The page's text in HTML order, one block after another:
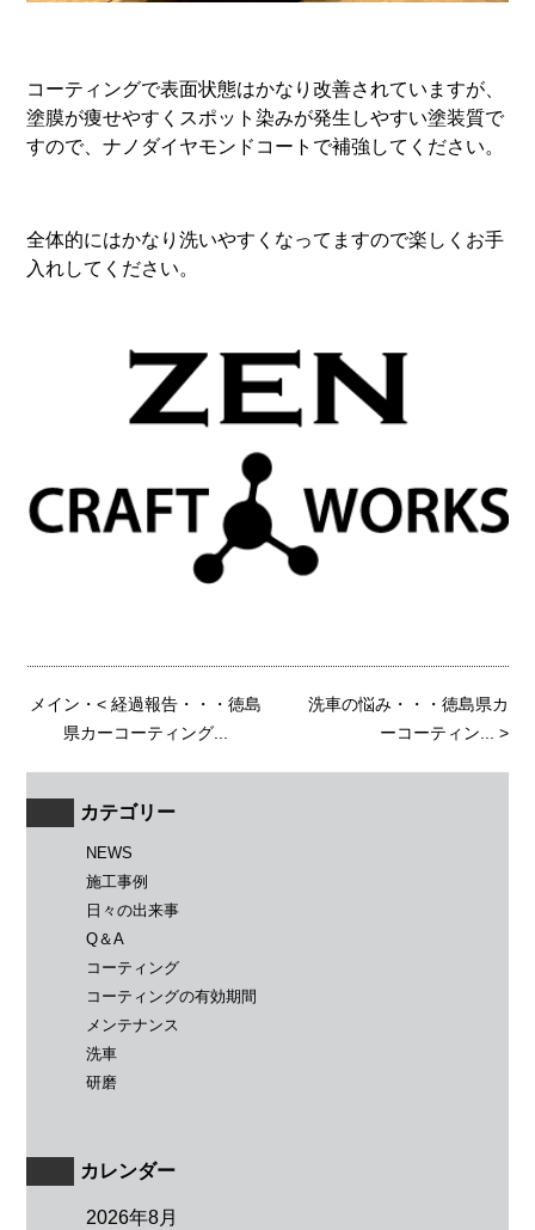
コーティングで表面状態はかなり改善されていますが、
塗膜が痩せやすくスポット染みが発生しやすい塗装質で
すので、ナノダイヤモンドコートで補強してください。
全体的にはかなり洗いやすくなってますので楽しくお手
入れしてください。
メイン ・< 経過報告・・・徳島
県カーコーティング...
洗車の悩み・・・徳島県カ
ーコーティン...
>
カテゴリー
NEWS
施工事例
日々の出来事
Q＆A
コーティング
コーティングの有効期間
メンテナンス
洗車
研磨
カレンダー
2026年8月